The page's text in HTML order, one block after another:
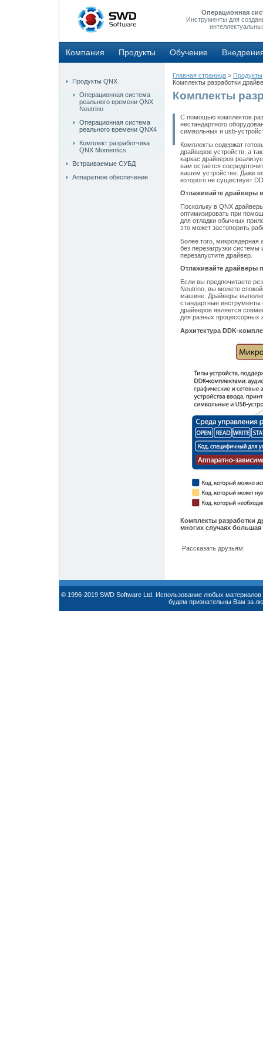
Операционная
Инструменты для
Компания Продукты Обучение
Продукты QNX
Операционная система
реального времени QNX
Neutrino
Операционная система
реального времени QNX4
Комплект разработчика
QNX Momentics
Встраиваемые СУБД
Аппаратное обеспечение
Главная страница > Продукты
Комплекты разработки
Комплекты
С помощью комплектов
нестандартного
символьных и usb-
Комплекты содержат
драйверов устройств, а
каркас драйверов
вам остаётся
вашем устройстве. Даже
которого не существует
Отлаживайте драйверы
Поскольку в QNX
оптимизировать при
для отладки обычных
это может застопорить
Более того, микроядерная
без перезагрузки системы
перезапустите драйвер.
Отлаживайте драйверы
Если вы предпочитаете
Neutrino, вы можете
машине. Драйверы
стандартные инструменты
драйверов является
для разных процессорных
Архитектура DDK-
Комплекты разработки
многих случаях
Рассказать друзьям:
© 1996-2019 SWD Software Ltd. Использование любых
будем признательны Вам за